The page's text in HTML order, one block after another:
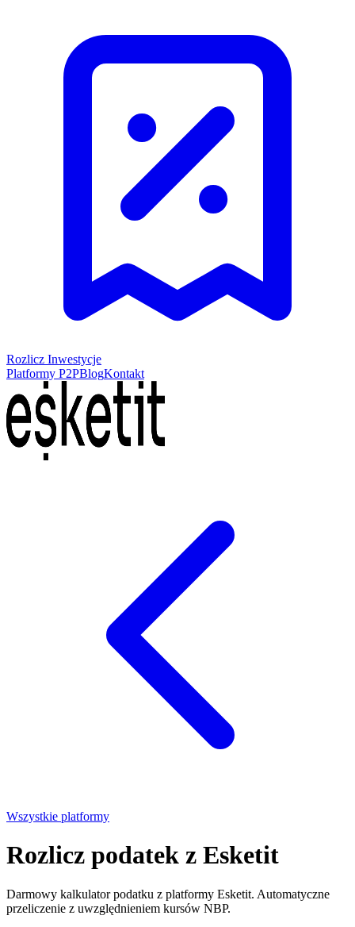
Rozlicz Inwestycje
Platformy P2PBlogKontakt
Wszystkie platformy
Rozlicz podatek z Esketit
Darmowy kalkulator podatku z platformy Esketit. Automatyczne
przeliczenie z uwzględnieniem kursów NBP.